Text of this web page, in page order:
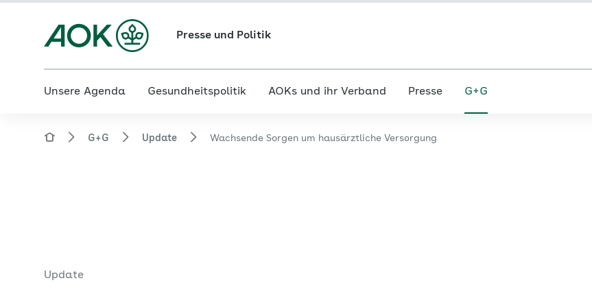
Presse und Politik
Unsere Agenda Gesundheitspolitik AOKs und ihr Verband Presse G+G
G+G Update Wachsende Sorgen um hausärztliche Versorgung
Update